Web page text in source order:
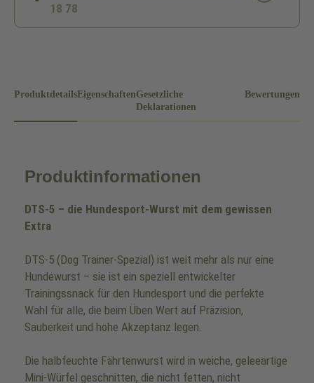
18 78
ProduktdetailsEigenschaftenGesetzliche
Deklarationen
Bewertungen
Produktinformationen
DTS-5 – die Hundesport-Wurst mit dem gewissen
Extra
DTS-5 (Dog Trainer-Spezial) ist weit mehr als nur eine
Hundewurst – sie ist ein speziell entwickelter
Trainingssnack für den Hundesport und die perfekte
Wahl für alle, die beim Üben Wert auf Präzision,
Sauberkeit und hohe Akzeptanz legen.
Die halbfeuchte Fährtenwurst wird in weiche, geleeartige
Mini-Würfel geschnitten, die nicht fetten, nicht